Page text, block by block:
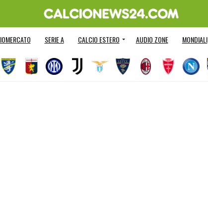
SERIE A CALCIO ESTERO AUDIO ZONE MONDIALI